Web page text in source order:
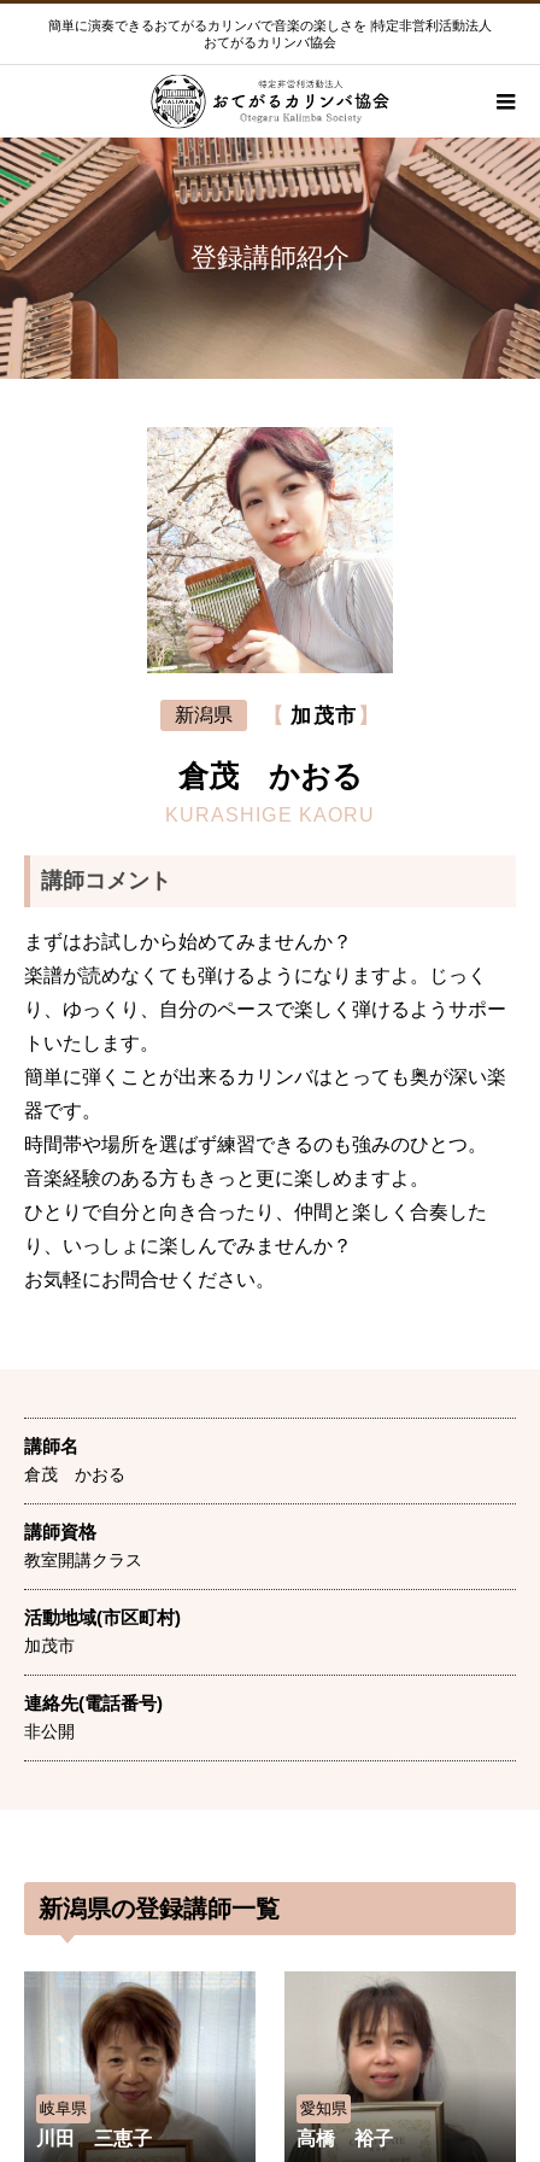
簡単に演奏できるおてがるカリンバで音楽の楽しさを |特定非営利活動法人
おてがるカリンバ協会
登録講師紹介
新潟県 【 加茂市 】
倉茂 かおる
KURASHIGE KAORU
講師コメント
まずはお試しから始めてみませんか？
楽譜が読めなくても弾けるようになりますよ。じっく
り、ゆっくり、自分のペースで楽しく弾けるようサポー
トいたします。
簡単に弾くことが出来るカリンバはとっても奥が深い楽
器です。
時間帯や場所を選ばず練習できるのも強みのひとつ。
音楽経験のある方もきっと更に楽しめますよ。
ひとりで自分と向き合ったり、仲間と楽しく合奏した
り、いっしょに楽しんでみませんか？
お気軽にお問合せください。
講師名
倉茂 かおる
講師資格
教室開講クラス
活動地域(市区町村)
加茂市
連絡先(電話番号)
非公開
新潟県の登録講師一覧
岐阜県
川田 三恵子
愛知県
高橋 裕子